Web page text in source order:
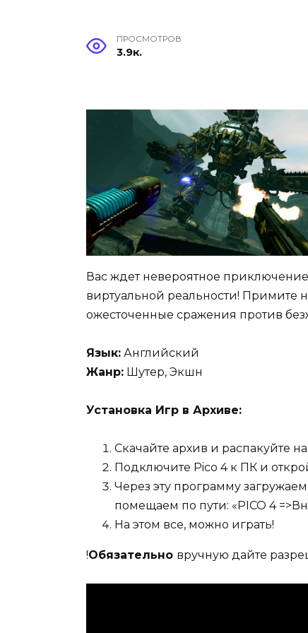
ПРОСМОТРОВ
3.9к.
Вас ждет невероятное
виртуальной реальности! Примите
ожесточенные сражения против
Язык: Английский
Жанр: Шутер, Экшн
Установка Игр в Архиве:
Скачайте архив и распакуйте
Подключите Pico 4 к ПК и
Через эту программу
помещаем по пути: «PICO 4
На этом все, можно играть!
!Обязательно вручную дайте